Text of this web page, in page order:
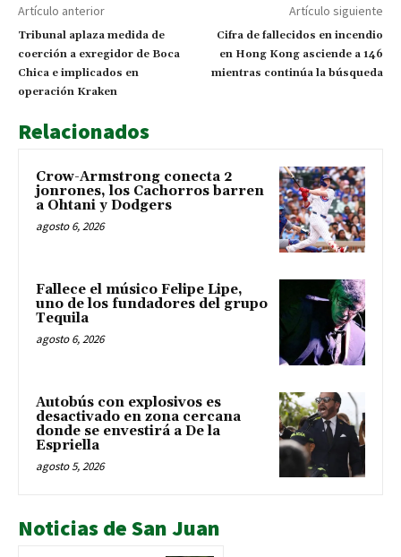
Artículo anterior
Tribunal aplaza medida de
coerción a exregidor de Boca
Chica e implicados en
operación Kraken
Artículo siguiente
Cifra de fallecidos en incendio
en Hong Kong asciende a 146
mientras continúa la búsqueda
Relacionados
Crow-Armstrong conecta 2
jonrones, los Cachorros barren
a Ohtani y Dodgers
agosto 6, 2026
Fallece el músico Felipe Lipe,
uno de los fundadores del grupo
Tequila
agosto 6, 2026
Autobús con explosivos es
desactivado en zona cercana
donde se envestirá a De la
Espriella
agosto 5, 2026
Noticias de San Juan